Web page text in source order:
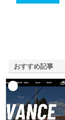
おすすめ記事